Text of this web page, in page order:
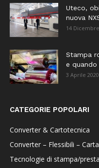
Uteco,
nuova
14
Stampa
e quando
3 Aprile 2020
CATEGORIE POPOLARI
Converter & Cartotecnica
Converter – Flessibili –
Tecnologie di stampa/